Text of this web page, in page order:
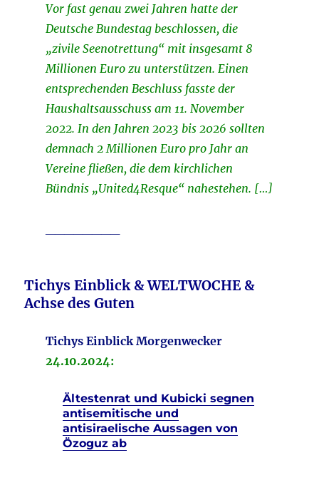
Vor fast genau zwei Jahren hatte der
Deutsche Bundestag beschlossen, die
„zivile Seenotrettung“ mit insgesamt 8
Millionen Euro zu unterstützen. Einen
entsprechenden Beschluss fasste der
Haushaltsausschuss am 11. November
2022. In den Jahren 2023 bis 2026 sollten
demnach 2 Millionen Euro pro Jahr an
Vereine fließen, die dem kirchlichen
Bündnis „United4Resque“ nahestehen. […]
TichysEinblick & WELTWOCHE &
Achse des Guten
Tichys Einblick Morgenwecker
24.10.2024:
Ältestenrat und Kubicki segnen
antisemitische und
antisiraelische Aussagen von
Özoguz ab